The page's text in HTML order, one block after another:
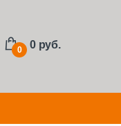
0 0 руб.